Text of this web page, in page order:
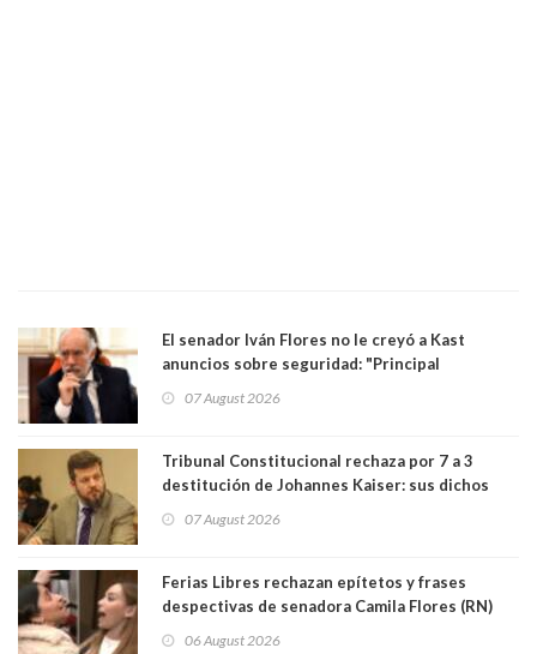
El senador Iván Flores no le creyó a Kast
anuncios sobre seguridad: "Principal
perseguir ruta del dinero y levantar secreto
07 August 2026
Tribunal Constitucional rechaza por 7 a 3
destitución de Johannes Kaiser: sus dichos
justicia constitucional porque no es diputado
07 August 2026
Ferias Libres rechazan epítetos y frases
despectivas de senadora Camila Flores (RN)
06 August 2026